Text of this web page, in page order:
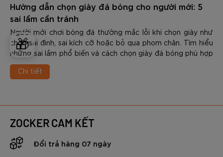
🎁
Hướng dẫn chọn giày đá bóng cho người mới: 5
sai lầm cần tránh
Người mới chơi bóng đá thường mắc lỗi khi chọn giày như
chọn sai đinh, sai kích cỡ hoặc bỏ qua phom chân. Tìm hiểu
những sai lầm phổ biến và cách chọn giày đá bóng phù hợp
để chơi hiệu quả và hạn chế chấn thương
Chi tiết
ZOCKER CAM KẾT
Đổi trả hàng 07 ngày